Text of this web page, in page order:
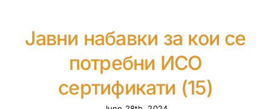
Јавни набавки за кои се
потребни ИСО
сертификати (15)